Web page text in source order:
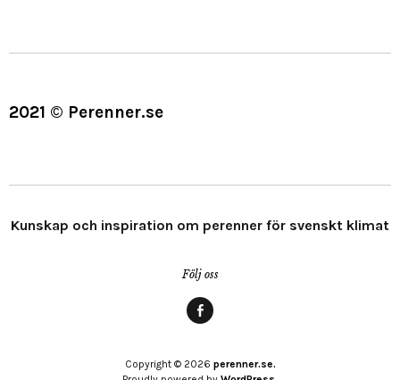
2021 © Perenner.se
Kunskap och inspiration om perenner för svenskt klimat
Följ oss
Copyright © 2026 perenner.se.